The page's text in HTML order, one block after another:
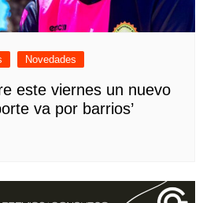
Novedades
este viernes un nuevo
va por barrios’